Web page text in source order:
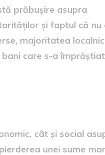
prăbușire asupra
și faptul că nu
majoritatea
care s-a
cât și social
unei sume